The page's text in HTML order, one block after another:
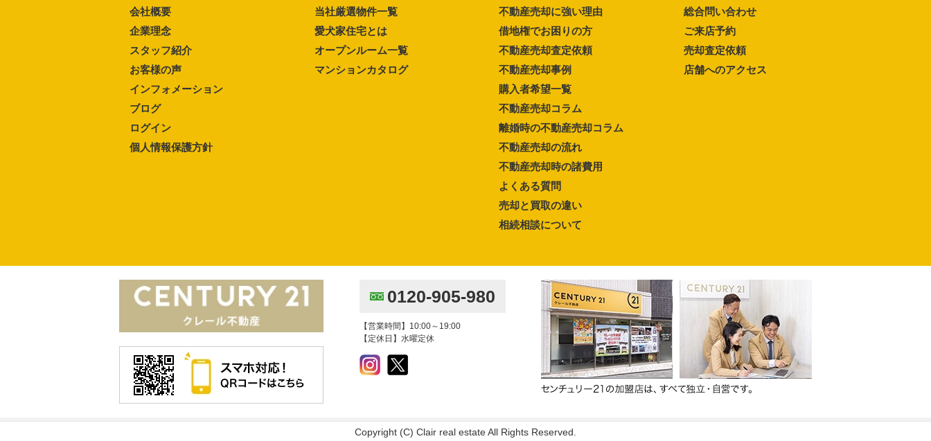
会社概要
企業理念
スタッフ紹介
お客様の声
インフォメーション
ブログ
ログイン
個人情報保護方針
当社厳選物件一覧
愛犬家住宅とは
オープンルーム一覧
マンションカタログ
不動産売却に強い理由
借地権でお困りの方
不動産売却査定依頼
不動産売却事例
購入者希望一覧
不動産売却コラム
離婚時の不動産売却コラム
不動産売却の流れ
不動産売却時の諸費用
よくある質問
売却と買取の違い
相続相談について
総合問い合わせ
ご来店予約
売却査定依頼
店舗へのアクセス
0120-905-980
【営業時間】10:00～19:00
【定休日】水曜定休
Copyright (C) Clair real estate All Rights Reserved.